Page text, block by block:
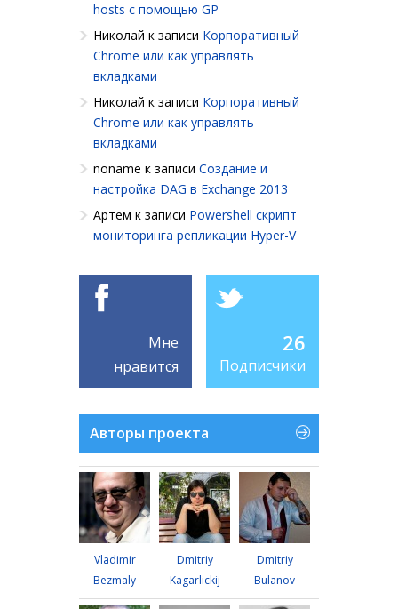
hosts с помощью GP
Николай к записи Корпоративный
Chrome или как управлять
вкладками
Николай к записи Корпоративный
Chrome или как управлять
вкладками
noname к записи Создание и
настройка DAG в Exchange 2013
Артем к записи Powershell cкрипт
мониторинга репликации Hyper-V
Мне
нравится
26
Подписчики
Авторы проекта
Vladimir
Bezmaly
Dmitriy
Kagarlickij
Dmitriy
Bulanov